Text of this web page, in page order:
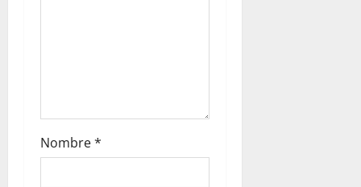
Nombre*